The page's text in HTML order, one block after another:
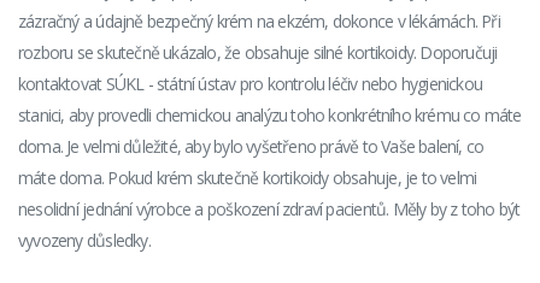
zázračný a údajně bezpečný krém na ekzém, dokonce v lékárnách. Při
rozboru se skutečně ukázalo, že obsahuje silné kortikoidy. Doporučuji
kontaktovat SÚKL - státní ústav pro kontrolu léčiv nebo hygienickou
stanici, aby provedli chemickou analýzu toho konkrétního krému co máte
doma. Je velmi důležité, aby bylo vyšetřeno právě to Vaše balení, co
máte doma. Pokud krém skutečně kortikoidy obsahuje, je to velmi
nesolidní jednání výrobce a poškození zdraví pacientů. Měly by z toho být
vyvozeny důsledky.